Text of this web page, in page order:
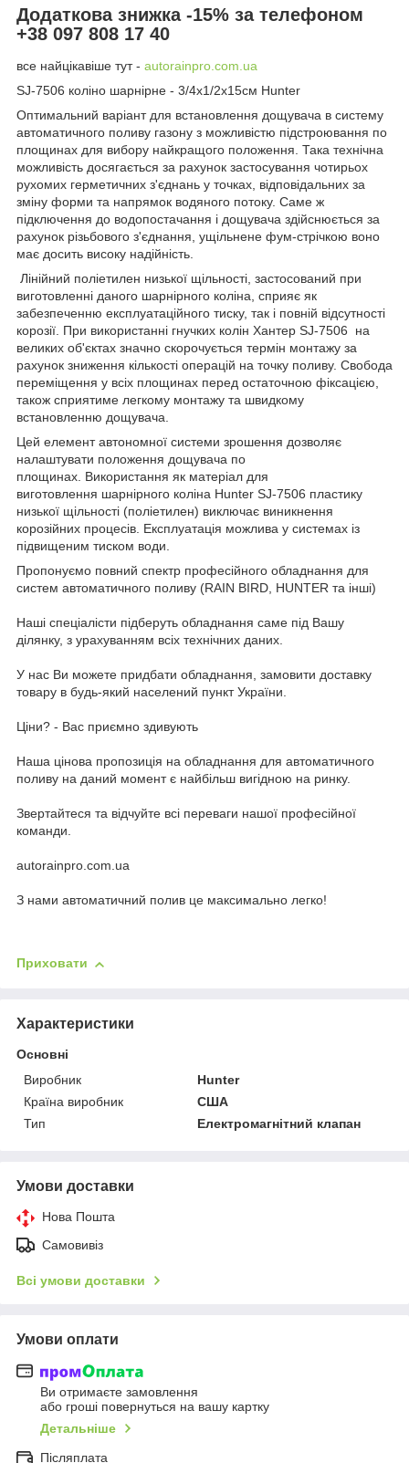
Додаткова знижка -15% за телефоном
+38 097 808 17 40
все найцікавіше тут - autorainpro.com.ua
SJ-7506 коліно шарнірне - 3/4х1/2x15см Hunter
Оптимальний варіант для встановлення дощувача в систему
автоматичного поливу газону з можливістю підстроювання по
площинах для вибору найкращого положення. Така технічна
можливість досягається за рахунок застосування чотирьох
рухомих герметичних з'єднань у точках, відповідальних за
зміну форми та напрямок водяного потоку. Саме ж
підключення до водопостачання і дощувача здійснюється за
рахунок різьбового з'єднання, ущільнене фум-стрічкою воно
має досить високу надійність.
Лінійний поліетилен низької щільності, застосований при
виготовленні даного шарнірного коліна, сприяє як
забезпеченню експлуатаційного тиску, так і повній відсутності
корозії. При використанні гнучких колін Хантер SJ-7506 на
великих об'єктах значно скорочується термін монтажу за
рахунок зниження кількості операцій на точку поливу. Свобода
переміщення у всіх площинах перед остаточною фіксацією,
також сприятиме легкому монтажу та швидкому
встановленню дощувача.
Цей елемент автономної системи зрошення дозволяє
налаштувати положення дощувача по
площинах. Використання як матеріал для
виготовлення шарнірного коліна Hunter SJ-7506 пластику
низької щільності (поліетилен) виключає виникнення
корозійних процесів. Експлуатація можлива у системах із
підвищеним тиском води.
Пропонуємо повний спектр професійного обладнання для
систем автоматичного поливу (RAIN BIRD, HUNTER та інші)
Наші спеціалісти підберуть обладнання саме під Вашу
ділянку, з урахуванням всіх технічних даних.
У нас Ви можете придбати обладнання, замовити доставку
товару в будь-який населений пункт України.
Ціни? - Вас приємно здивують
Наша цінова пропозиція на обладнання для автоматичного
поливу на даний момент є найбільш вигідною на ринку.
Звертайтеся та відчуйте всі переваги нашої професійної
команди.
autorainpro.com.ua
З нами автоматичний полив це максимально легко!
Приховати
Характеристики
Основні
Виробник
Hunter
Країна виробник
США
Тип
Електромагнітний клапан
Умови доставки
Нова Пошта
Самовивіз
Всі умови доставки
Умови оплати
Ви отримаєте замовлення
або гроші повернуться на вашу картку
Детальніше
Післяплата